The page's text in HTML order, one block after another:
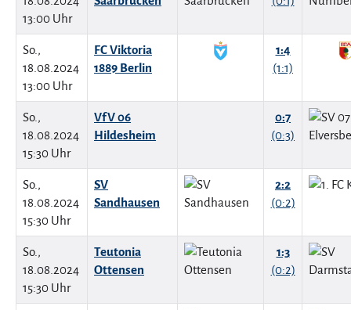
13:00 Uhr
So.,
18.08.2024
13:00 Uhr
FC Viktoria
1889 Berlin
1:4
(1:1)
So.,
18.08.2024
15:30 Uhr
VfV 06
Hildesheim
0:7
(0:3)
So.,
18.08.2024
15:30 Uhr
SV
Sandhausen
2:2
(0:2)
So.,
18.08.2024
15:30 Uhr
Teutonia
Ottensen
1:3
(0:2)